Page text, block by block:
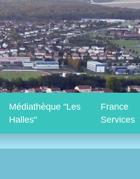
Médiathèque "Les
Halles"
France
Services